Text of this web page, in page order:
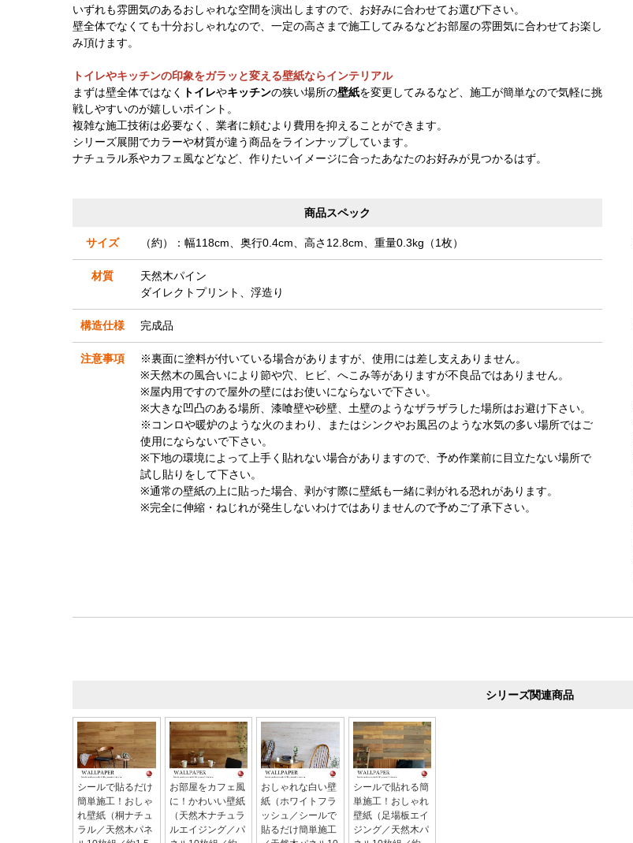
いずれも雰囲気のあるおしゃれな空間を演出しますので、お好みに合わせてお選び下さい。
壁全体でなくても十分おしゃれなので、一定の高さまで施工してみるなどお部屋の雰囲気に合わせてお楽し
み頂けます。
トイレやキッチンの印象をガラッと変える壁紙ならインテリアル
まずは壁全体ではなく
トイレやキッチンの狭い場所の壁紙を変更してみるなど、施工が簡単なので気軽に挑
戦しやすいのが嬉しいポイント。
複雑な施工技術は必要なく、業者に頼むより費用を抑えることができます。
シリーズ展開でカラーや材質が違う商品をラインナップしています。
ナチュラル系やカフェ風などなど、作りたいイメージに合ったあなたのお好みが見つかるはず。
商品スペック
サイズ （約）：幅118cm、奥行0.4cm、高さ12.8cm、重量0.3kg（1枚）
材質
天然木パイン
ダイレクトプリント、浮造り
構造仕様 完成品
注意事項
※裏面に塗料が付いている場合がありますが、使用には差し支えありません。
※天然木の風合いにより節や穴、ヒビ、へこみ等がありますが不良品ではありません。
※屋内用ですので屋外の壁にはお使いにならないで下さい。
※大きな凹凸のある場所、漆喰壁や砂壁、土壁のようなザラザラした場所はお避け下さい。
※コンロや暖炉のような火のまわり、またはシンクやお風呂のような水気の多い場所ではご
使用にならないで下さい。
※下地の環境によって上手く貼れない場合がありますので、予め作業前に目立たない場所で
試し貼りをして下さい。
※通常の壁紙の上に貼った場合、剥がす際に壁紙も一緒に剥がれる恐れがあります。
※完全に伸縮・ねじれが発生しないわけではありませんので予めご了承下さい。
シリーズ関連商品
シールで貼るだけ
簡単施工！おしゃ
れ壁紙（桐ナチュ
ラル／天然木パネ
お部屋をカフェ風
に！かわいい壁紙
（天然木ナチュラ
ルエイジング／パ
おしゃれな白い壁
紙（ホワイトフラ
ッシュ／シールで
貼るだけ簡単施工
シールで貼れる簡
単施工！おしゃれ
壁紙（足場板エイ
ジング／天然木パ